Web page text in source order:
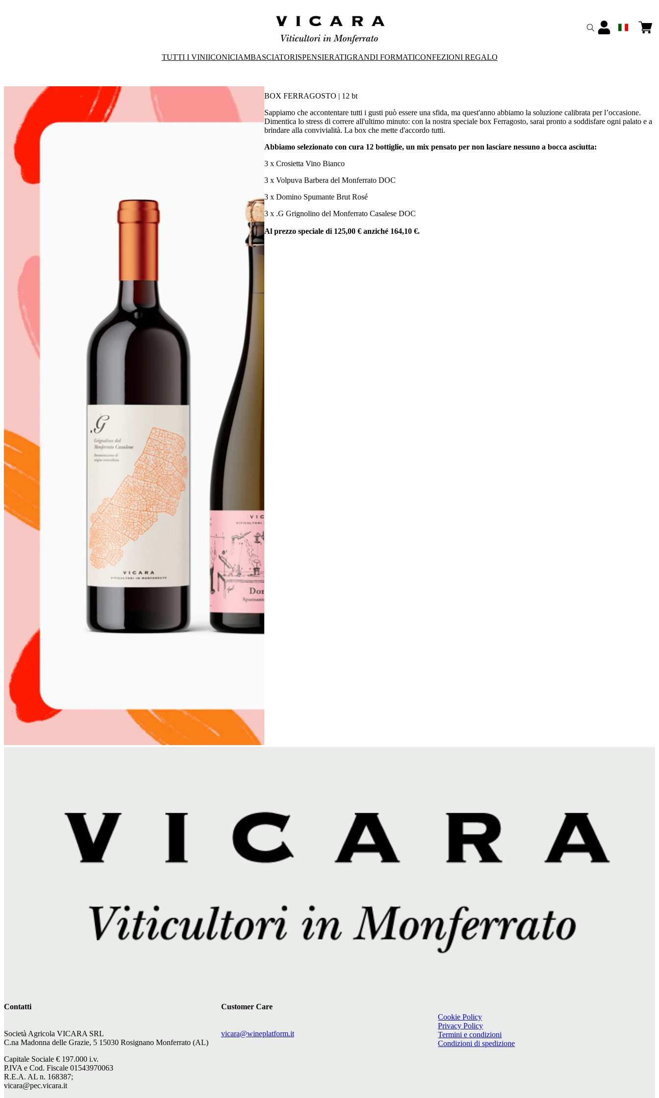
TUTTI I VINIICONICIAMBASCIATORISPENSIERATIGRANDI FORMATICONFEZIONI REGALO
BOX FERRAGOSTO | 12 bt
Sappiamo che accontentare tutti i gusti può essere una sfida, ma quest'anno abbiamo la soluzione calibrata per l’occasione.
Dimentica lo stress di correre all'ultimo minuto: con la nostra speciale box Ferragosto, sarai pronto a soddisfare ogni palato e a
brindare alla convivialità. La box che mette d'accordo tutti.
Abbiamo selezionato con cura 12 bottiglie, un mix pensato per non lasciare nessuno a bocca asciutta:
3 x Crosietta Vino Bianco
3 x Volpuva Barbera del Monferrato DOC
3 x Domino Spumante Brut Rosé
3 x .G Grignolino del Monferrato Casalese DOC
Al prezzo speciale di 125,00 € anziché 164,10 €.
Contatti
Società Agricola VICARA SRL
C.na Madonna delle Grazie, 5 15030 Rosignano Monferrato (AL)
Capitale Sociale € 197.000 i.v.
P.IVA e Cod. Fiscale 01543970063
R.E.A. AL n. 168387;
vicara@pec.vicara.it
Customer Care
vicara@wineplatform.it
Cookie Policy
Privacy Policy
Termini e condizioni
Condizioni di spedizione